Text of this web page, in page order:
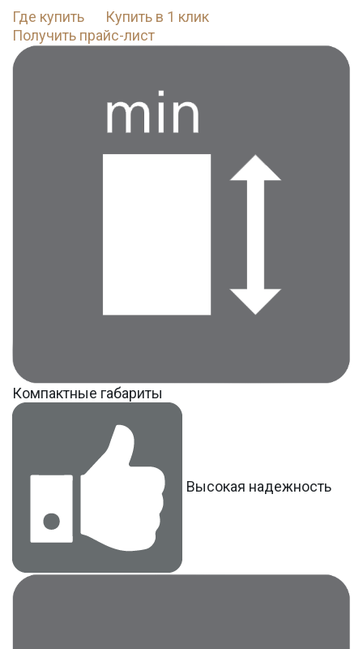
Где купить
Купить в 1 клик
Получить прайс-лист
Компактные габариты
Высокая надежность